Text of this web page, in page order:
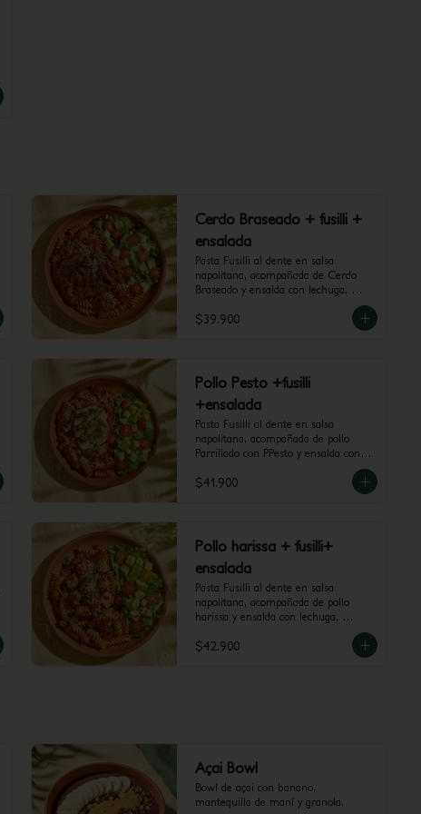
Cerdo Braseado + fusilli +
ensalada
Pasta Fusilli al dente en salsa
napolitana, acompañada de Cerdo
Braseado y ensalda con lechuga,
$39.900
Pollo Pesto +fusilli
+ensalada
Pasta Fusilli al dente en salsa
napolitana, acompañada de pollo
Parrillado con PPesto y ensalda con
lechuga, tomate cherry y aguacate.
$41.900
Pollo harissa + fusilli+
ensalada
Pasta Fusilli al dente en salsa
napolitana, acompañada de pollo
harissa y ensalda con lechuga,
$42.900
Açai Bowl
Bowl de açai con banano,
mantequilla de maní y granola.